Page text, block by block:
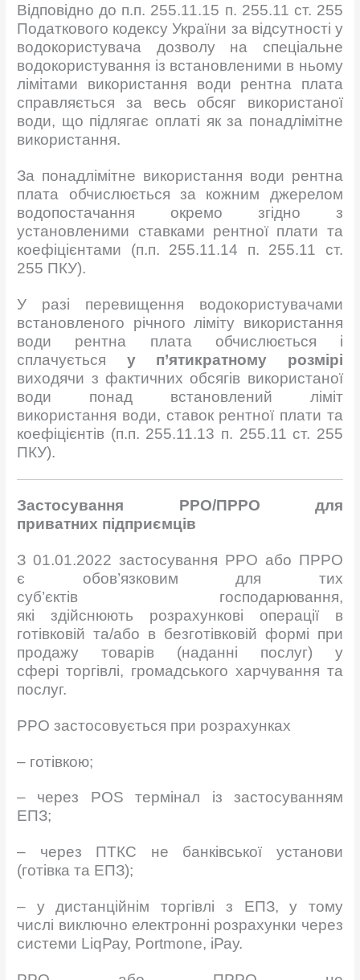
Відповідно до п.п. 255.11.15 п. 255.11 ст. 255
Податкового кодексу України за відсутності у
водокористувача дозволу на спеціальне
водокористування із встановленими в ньому
лімітами використання води рентна плата
справляється за весь обсяг використаної
води, що підлягає оплаті як за понадлімітне
використання.
За понадлімітне використання води рентна
плата обчислюється за кожним джерелом
водопостачання окремо згідно з
установленими ставками рентної плати та
коефіцієнтами (п.п. 255.11.14 п. 255.11 ст.
255 ПКУ).
У разі перевищення водокористувачами
встановленого річного ліміту використання
води рентна плата обчислюється і
сплачується у п’ятикратному розмірі
виходячи з фактичних обсягів використаної
води понад встановлений ліміт
використання води, ставок рентної плати та
коефіцієнтів (п.п. 255.11.13 п. 255.11 ст. 255
ПКУ).
Застосування РРО/ПРРО для
приватних підприємців
З 01.01.2022 застосування РРО або ПРРО
є обов’язковим для тих
суб’єктів господарювання,
які здійснюють розрахункові операції в
готівковій та/або в безготівковій формі при
продажу товарів (наданні послуг) у
сфері торгівлі, громадського харчування та
послуг.
РРО застосовується при розрахунках
– готівкою;
– через POS термінал із застосуванням
ЕПЗ;
– через ПТКС не банківської установи
(готівка та ЕПЗ);
– у дистанційнім торгівлі з ЕПЗ, у тому
числі виключно електронні розрахунки через
системи LiqРау, Portmone, іРау.